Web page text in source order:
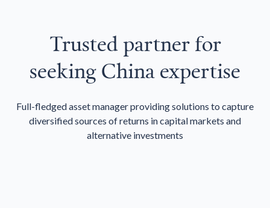
Trusted partner for
seeking China expertise
Full-fledged asset manager providing solutions to capture
diversified sources of returns in capital markets and
alternative investments